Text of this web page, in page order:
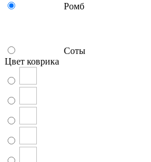
Ромб
Соты
Цвет коврика